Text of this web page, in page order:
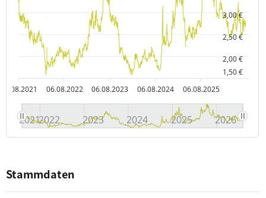
06.08.2021 06.08.2022 06.08.2023 06.08.2024 06.08.2025
1,50 €
2,00 €
2,50 €
3,00 €
20212022 2023 2024 2025 2026
Stammdaten